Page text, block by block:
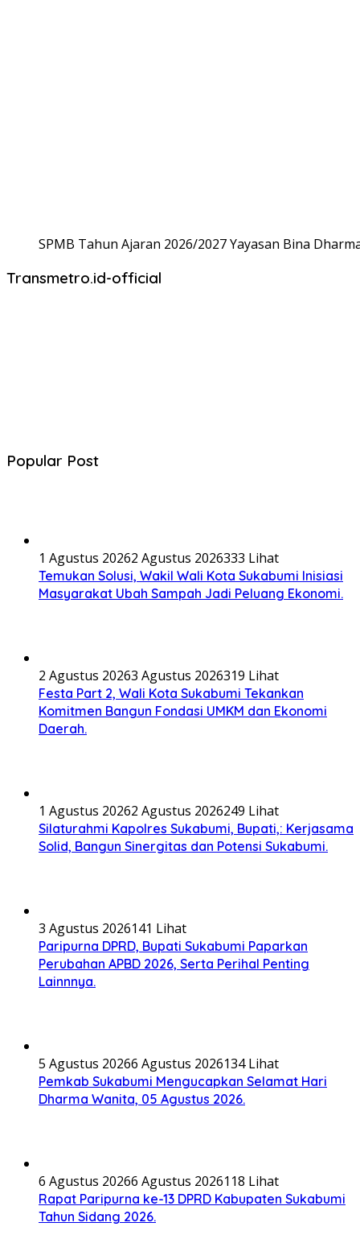
SPMB Tahun Ajaran 2026/2027 Yayasan Bina
Transmetro.id-official
Popular Post
1 Agustus 20262 Agustus 2026333 Lihat
Temukan Solusi, Wakil Wali Kota Sukabumi Inisiasi
Masyarakat Ubah Sampah Jadi Peluang Ekonomi.
2 Agustus 20263 Agustus 2026319 Lihat
Festa Part 2, Wali Kota Sukabumi Tekankan
Komitmen Bangun Fondasi UMKM dan Ekonomi
Daerah.
1 Agustus 20262 Agustus 2026249 Lihat
Silaturahmi Kapolres Sukabumi, Bupati,: Kerjasama
Solid, Bangun Sinergitas dan Potensi Sukabumi.
3 Agustus 2026141 Lihat
Paripurna DPRD, Bupati Sukabumi Paparkan
Perubahan APBD 2026, Serta Perihal Penting
Lainnnya.
5 Agustus 20266 Agustus 2026134 Lihat
Pemkab Sukabumi Mengucapkan Selamat Hari
Dharma Wanita, 05 Agustus 2026.
6 Agustus 20266 Agustus 2026118 Lihat
Rapat Paripurna ke-13 DPRD Kabupaten Sukabumi
Tahun Sidang 2026.